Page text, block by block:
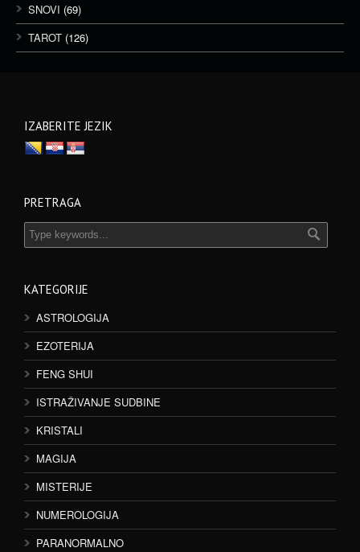
SNOVI (69)
TAROT (126)
IZABERITE JEZIK
PRETRAGA
KATEGORIJE
ASTROLOGIJA
EZOTERIJA
FENG SHUI
ISTRAŽIVANJE SUDBINE
KRISTALI
MAGIJA
MISTERIJE
NUMEROLOGIJA
PARANORMALNO